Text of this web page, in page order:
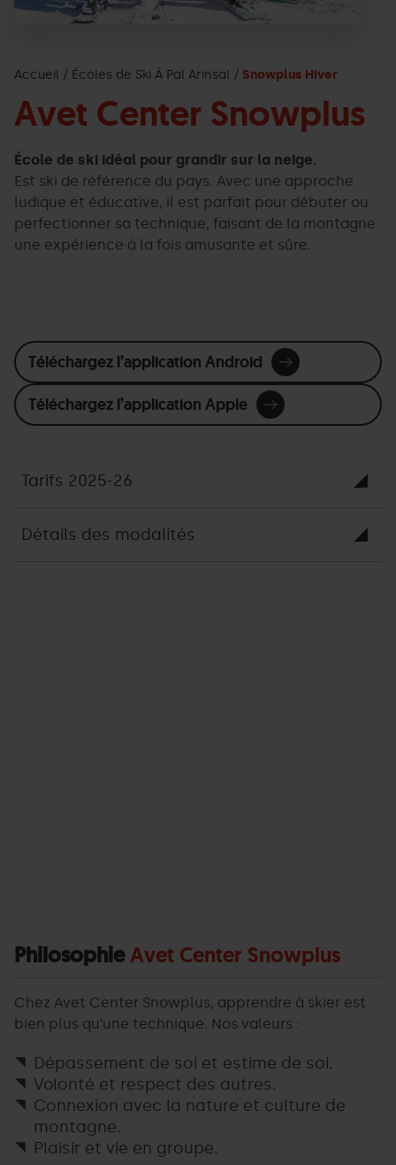
Accueil Écoles de Ski À Pal Arinsal Snowplus Hiver
Avet Center Snowplus
École de ski idéal pour grandir sur la neige.
Est ski de référence du pays. Avec une approche
ludique et éducative, il est parfait pour débuter ou
perfectionner sa technique, faisant de la montagne
une expérience à la fois amusante et sûre.
Téléchargez l’application Android
Téléchargez l’application Apple
Tarifs 2025-26
Détails des modalités
25/26
">
créixer
a
neu.
Snowplus
és
dels
clubs
d’esquí
de
referència
del
país.
PhilosophieAvet Center Snowplus
Chez Avet Center Snowplus, apprendre à skier est
bien plus qu’une technique. Nos valeurs :
Dépassement de soi et estime de soi.
Volonté et respect des autres.
Connexion avec la nature et culture de
montagne.
Plaisir et vie en groupe.